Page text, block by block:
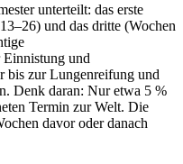
unterteilt: das erste
und das dritte (Wochen
und
bis zur Lungenreifung und
Denk daran: Nur etwa 5 %
Termin zur Welt. Die
davor oder danach